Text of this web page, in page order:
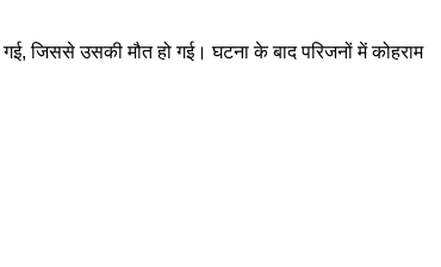
जिससे उसकी मौत हो गई। घटना के बाद परिजनों में कोहराम